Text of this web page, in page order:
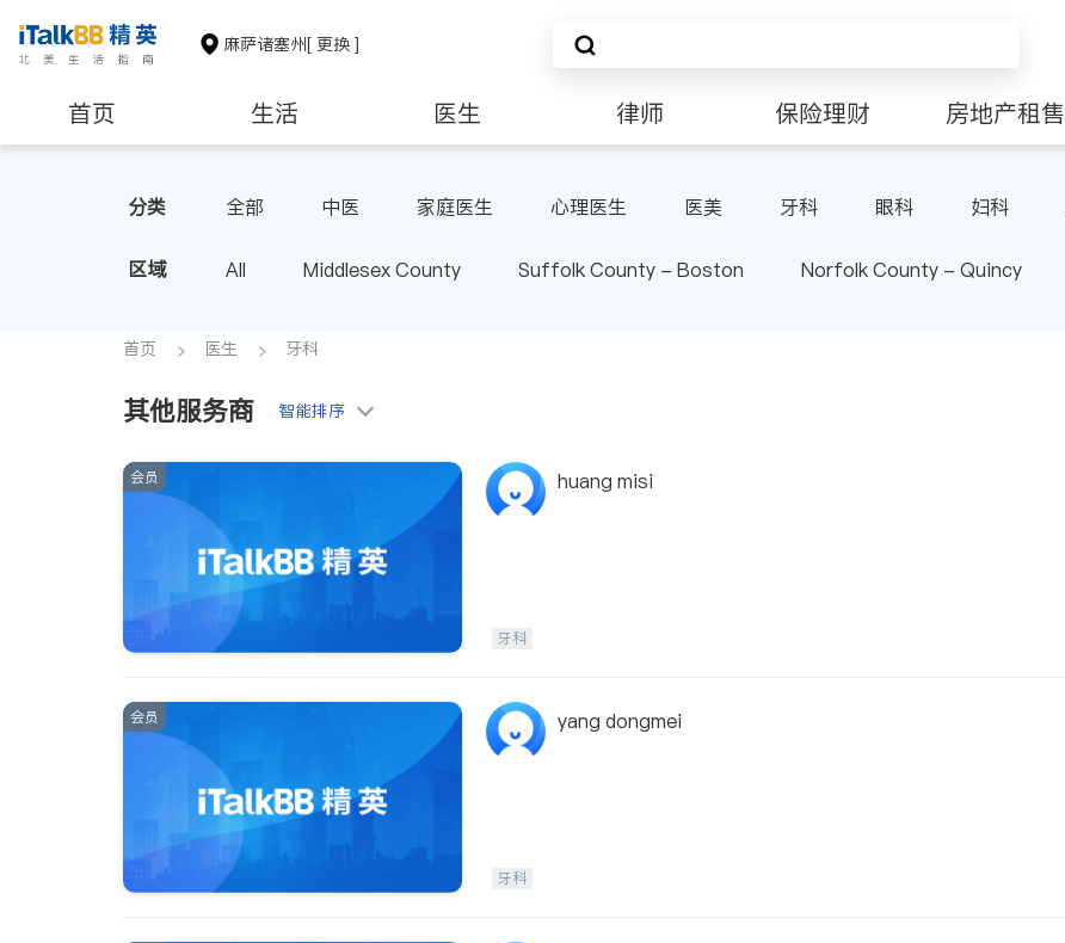
麻萨诸塞州[ 更换 ]
首页 生活 医生 律师 保险理财 房地产租售
分类 全部 中医 家庭医生 心理医生 医美 牙科 眼科 妇科
区域 All Middlesex County Suffolk County - Boston Norfolk County - Quincy
首页 医生 牙科
其他服务商 智能排序
会员 huang misi
牙科
会员 yang dongmei
牙科